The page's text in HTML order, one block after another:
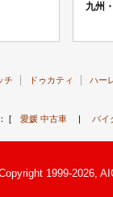
九州
チ ドゥカティ ハー
[ 愛媛 中古車| バイ
1999-2026,